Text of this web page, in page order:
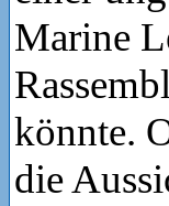
Marine
könnte.
die